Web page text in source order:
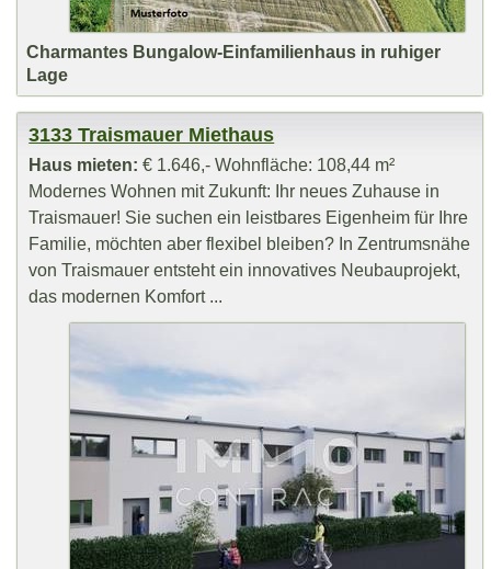
Charmantes Bungalow-Einfamilienhaus in ruhiger
Lage
3133 Traismauer Miethaus
Haus mieten: € 1.646,- Wohnfläche: 108,44 m²
Modernes Wohnen mit Zukunft: Ihr neues Zuhause in
Traismauer! Sie suchen ein leistbares Eigenheim für Ihre
Familie, möchten aber flexibel bleiben? In Zentrumsnähe
von Traismauer entsteht ein innovatives Neubauprojekt,
das modernen Komfort ...